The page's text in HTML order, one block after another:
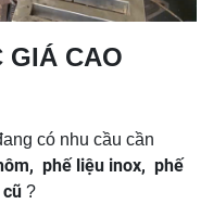
GIÁ CAO
có nhu cầu cần
phế liệu inox, phế
?